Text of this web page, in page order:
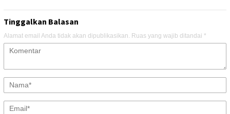
Tinggalkan Balasan
Alamat email Anda tidak akan dipublikasikan. Ruas yang wajib ditandai *